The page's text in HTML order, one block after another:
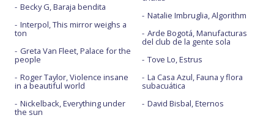
Becky G, Baraja bendita
Interpol, This mirror weighs a
ton
Greta Van Fleet, Palace for the
people
Roger Taylor, Violence insane
in a beautiful world
Nickelback, Everything under
the sun
Natalie Imbruglia, Algorithm
Arde Bogotá, Manufacturas
del club de la gente sola
Tove Lo, Estrus
La Casa Azul, Fauna y flora
subacuática
David Bisbal, Eternos